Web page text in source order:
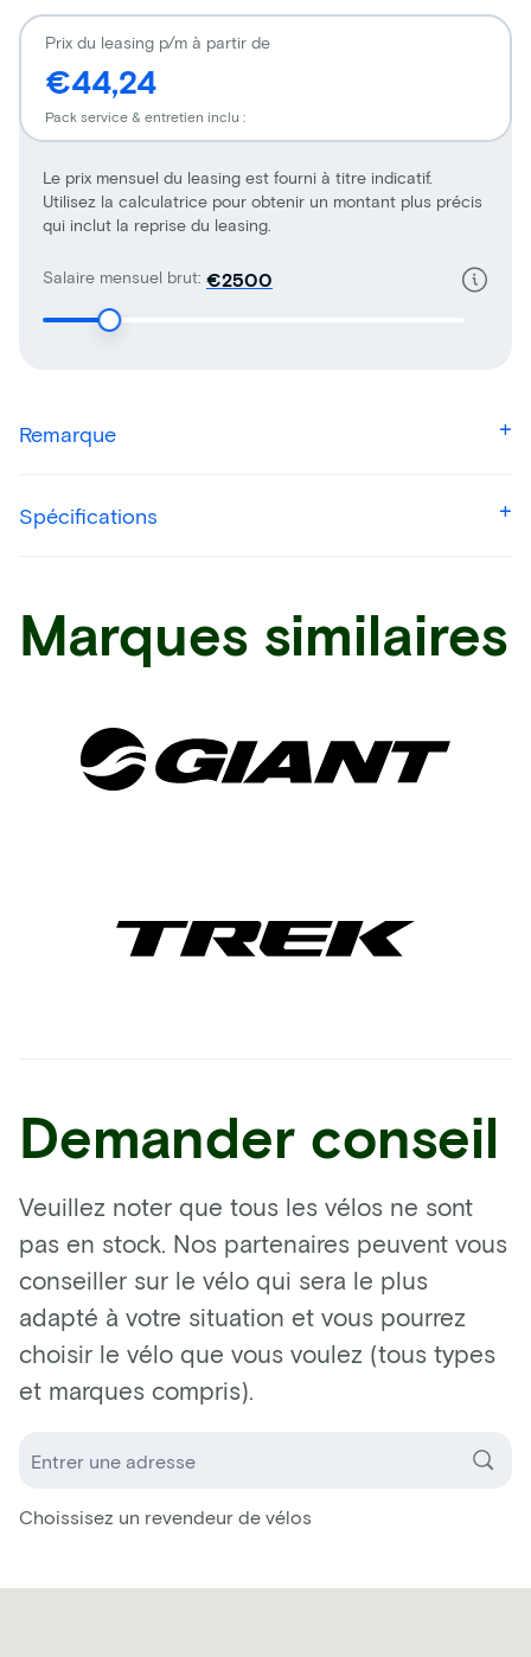
Salaire mensuel brut: €
Le prix mensuel du leasing est fourni à titre indicatif.
Utilisez la calculatrice pour obtenir un montant plus précis
qui inclut la reprise du leasing.
Prix du leasing p/m à partir de
€44,24
Pack service & entretien inclu :
Remarque
Spécifications
Marques similaires
Demander conseil
Veuillez noter que tous les vélos ne sont
pas en stock. Nos partenaires peuvent vous
conseiller sur le vélo qui sera le plus
adapté à votre situation et vous pourrez
choisir le vélo que vous voulez (tous types
et marques compris).
Choissisez un revendeur de vélos